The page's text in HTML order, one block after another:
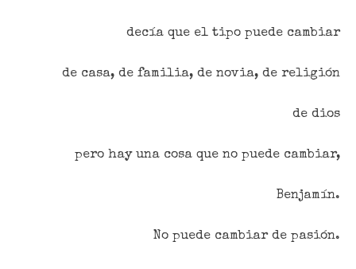
decía que el tipo puede cambiar
de casa, de familia, de novia, de religión
de dios
pero hay una cosa que no puede cambiar,
Benjamín.
No puede cambiar de pasión.